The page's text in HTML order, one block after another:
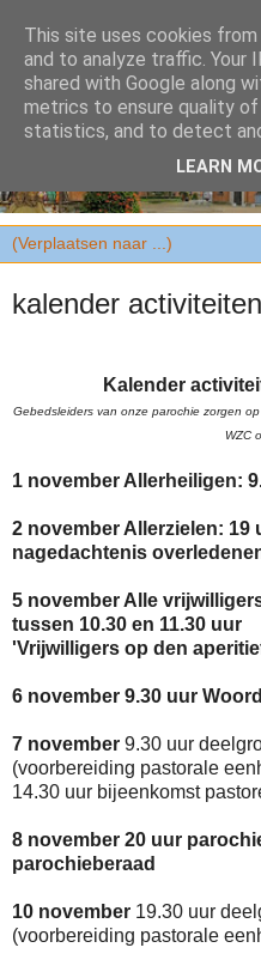
kalender
Kalender
Gebedsleiders van onze parochie zorgen
WZC
1 november Allerheiligen:
2 november Allerzielen:
nagedachtenis
5 november Alle
tussen 10.30 en 11.30 uur
'Vrijwilligers op den
6 november 9.30 uur
7 november 9.30 uur
(voorbereiding pastorale
14.30 uur bijeenkomst
8 november 20 uur
parochieberaad
10 november 19.30 uur
(voorbereiding pastorale
This site uses cookies
and to analyze traffic. Your
shared with Google along
metrics to ensure quality
statistics, and to detect
LEARN